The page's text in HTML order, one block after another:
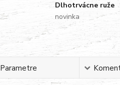
Dlhotrvácne ruže
novinka
Parametre